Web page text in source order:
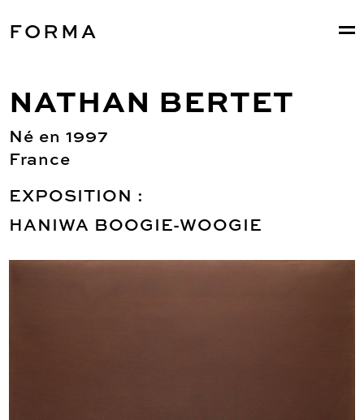
FORMA
NATHAN BERTET
Né en 1997
France
EXPOSITION :
HANIWA BOOGIE-WOOGIE